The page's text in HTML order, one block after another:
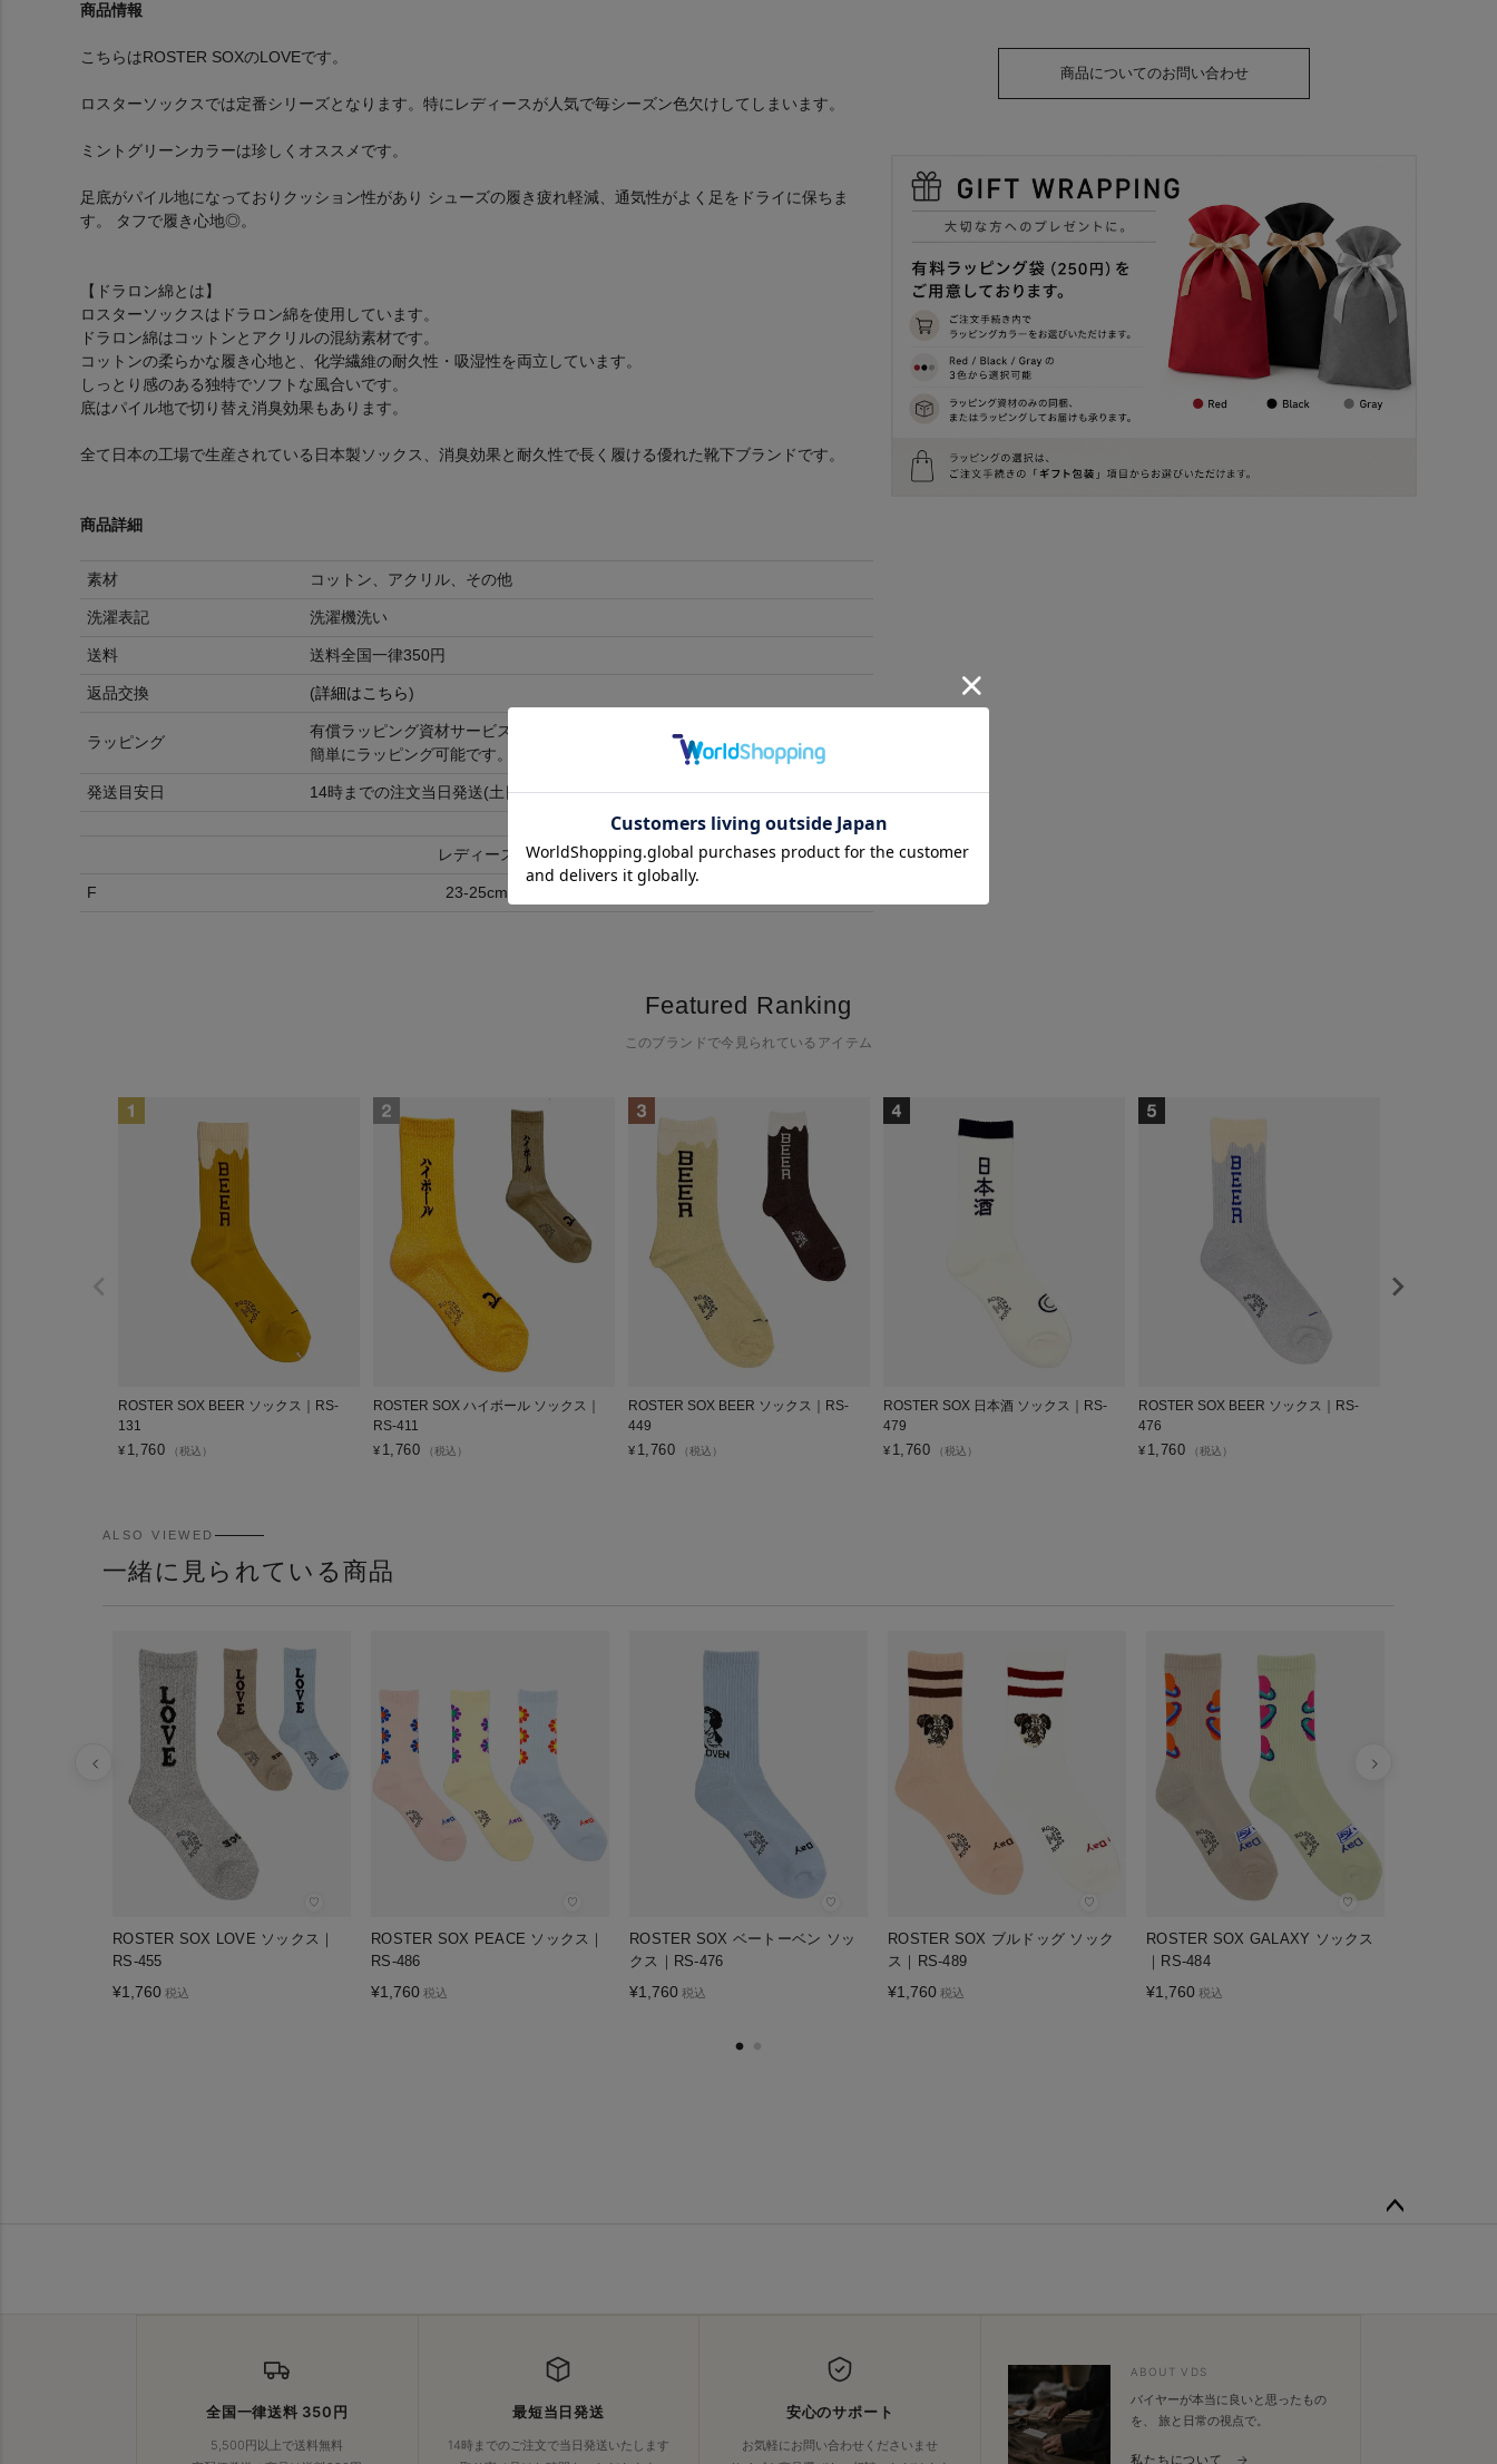
商品情報
こちらはROSTER SOXのLOVEです。
ロスターソックスでは定番シリーズとなります。特にレディースが人気で毎シーズン色欠けしてしまいます。
ミントグリーンカラーは珍しくオススメです。
足底がパイル地になっておりクッション性があり シューズの履き疲れ軽減、通気性がよく足をドライに保ちま
す。 タフで履き心地◎。
【ドラロン綿とは】
ロスターソックスはドラロン綿を使用しています。
ドラロン綿はコットンとアクリルの混紡素材です。
コットンの柔らかな履き心地と、化学繊維の耐久性・吸湿性を両立しています。
しっとり感のある独特でソフトな風合いです。
底はパイル地で切り替え消臭効果もあります。
全て日本の工場で生産されている日本製ソックス、消臭効果と耐久性で長く履ける優れた靴下ブランドです。
商品詳細
素材 コットン、アクリル、その他
洗濯表記 洗濯機洗い
送料 送料全国一律350円
返品交換 (詳細はこちら)
ラッピング
有償ラッピング資材サービスをご利用ください。 ご自身で巾着に商品を入れて
簡単にラッピング可能です。
発送目安日 14時までの注文当日発送(土日祝除く)
レディース メンズ
F 23-25cm
商品についてのお問い合わせ
Featured Ranking
このブランドで今見られているアイテム
ROSTER SOX BEER ソックス｜RS-
131
¥ 1,760 （税込）
ROSTER SOX ハイボール ソックス｜
RS-411
¥ 1,760 （税込）
ROSTER SOX BEER ソックス｜RS-
449
¥ 1,760 （税込）
ROSTER SOX 日本酒 ソックス｜RS-
479
¥ 1,760 （税込）
ROSTER SOX BEER ソックス｜RS-
476
¥ 1,760 （税込）
ALSO VIEWED
一緒に見られている商品
♡
ROSTER SOX LOVE ソックス｜
RS-455
¥1,760 税込
♡
ROSTER SOX PEACE ソックス｜
RS-486
¥1,760 税込
♡
ROSTER SOX ベートーベン ソッ
クス｜RS-476
¥1,760 税込
♡
ROSTER SOX ブルドッグ ソック
ス｜RS-489
¥1,760 税込
♡
ROSTER SOX GALAXY ソックス
｜RS-484
¥1,760 税込
全国一律送料 350円
5,500円以上で送料無料
最短当日発送
14時までのご注文で当日発送いたします
安心のサポート
お気軽にお問い合わせくださいませ
ABOUT VDS
バイヤーが本当に良いと思ったもの
を、 旅と日常の視点で。
私たちについて →